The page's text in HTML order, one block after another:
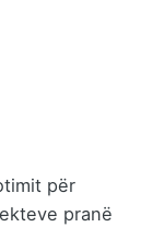
për
pranë